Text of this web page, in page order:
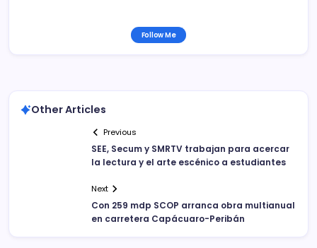
Follow Me
Other Articles
Previous
SEE, Secum y SMRTV trabajan para acercar
la lectura y el arte escénico a estudiantes
Next
Con 259 mdp SCOP arranca obra multianual
en carretera Capácuaro-Peribán